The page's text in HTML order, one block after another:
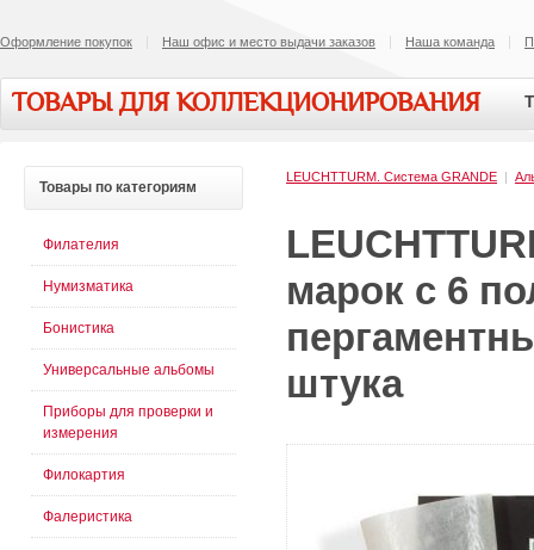
Оформление покупок Наш офис и место выдачи заказов Наша команда
ТОВАРЫ ДЛЯ КОЛЛЕКЦИОНИРОВАНИЯ
LEUCHTTURM. Cистема GRANDE |
марок с 6
штука
Товары по категориям
Филателия
Нумизматика
Бонистика
Универсальные альбомы
Приборы для проверки и
измерения
Филокартия
Фалеристика